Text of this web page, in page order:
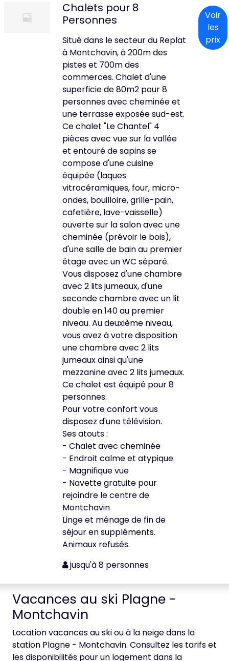
Chalets pour 8
Personnes
Situé dans le secteur du Replat
à Montchavin, à 200m des
pistes et 700m des
commerces. Chalet d'une
superficie de 80m2 pour 8
personnes avec cheminée et
une terrasse exposée sud-est.
Ce chalet "Le Chantel" 4
pièces avec vue sur la vallée
et entouré de sapins se
compose d'une cuisine
équipée (laques
vitrocéramiques, four, micro-
ondes, bouilloire, grille-pain,
cafetière, lave-vaisselle)
ouverte sur la salon avec une
cheminée (prévoir le bois),
d'une salle de bain au premier
étage avec un WC séparé.
Vous disposez d'une chambre
avec 2 lits jumeaux, d'une
seconde chambre avec un lit
double en 140 au premier
niveau. Au deuxième niveau,
vous avez à votre disposition
une chambre avec 2 lits
jumeaux ainsi qu'une
mezzanine avec 2 lits jumeaux.
Ce chalet est équipé pour 8
personnes.
Pour votre confort vous
disposez d'une télévision.
Ses atouts :
- Chalet avec cheminée
- Endroit calme et atypique
- Magnifique vue
- Navette gratuite pour
rejoindre le centre de
Montchavin
Linge et ménage de fin de
séjour en suppléments.
Animaux refusés.
jusqu'à 8 personnes
Voir
les
prix
Vacances au ski Plagne -
Montchavin
Location vacances au ski ou à la neige dans la
station Plagne - Montchavin. Consultez les tarifs et
les disponibilités pour un logement dans la